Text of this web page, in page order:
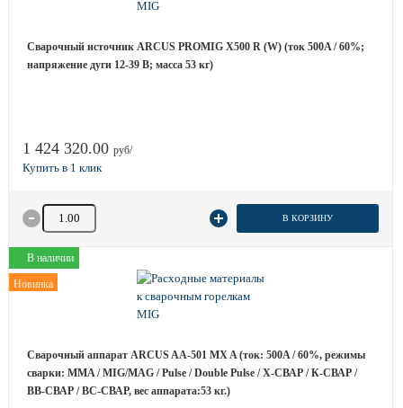
Сварочный источник ARCUS PROMIG X500 R (W) (ток 500A / 60%;
напряжение дуги 12-39 B; масса 53 кг)
1 424 320.00 руб/
Количество товара В КОРЗИНУ
В наличии
Новинка
Сварочный аппарат ARCUS AA-501 MX A (ток: 500A / 60%, режимы
сварки: MMA / MIG/MAG / Pulse / Double Pulse / Х-СВАР / К-СВАР /
ВВ-СВАР / ВС-СВАР, вес аппарата:53 кг.)